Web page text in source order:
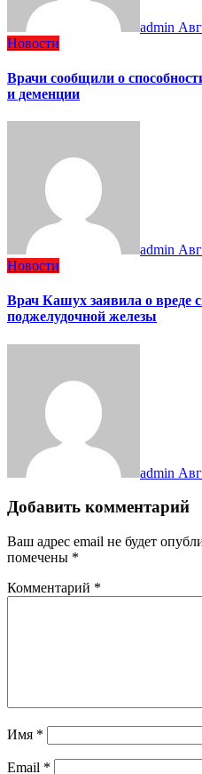
admin
Новости
Врачи сообщили о
и деменции
admin
Новости
Врач Кашух заявила о вреде
поджелудочной железы
admin
Добавить комментарий
Ваш адрес email не будет
помечены *
Комментарий *
Имя *
Email *